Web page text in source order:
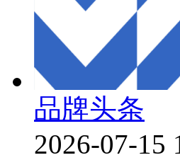
品牌头条
2026-07-15